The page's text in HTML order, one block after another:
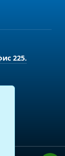
225.